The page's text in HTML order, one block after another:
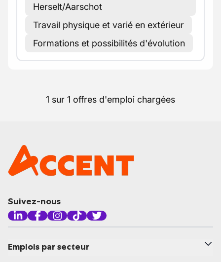
Herselt/Aarschot
Travail physique et varié en extérieur
Formations et possibilités d'évolution
1 sur 1 offres d'emploi chargées
Suivez-nous
Emplois par secteur